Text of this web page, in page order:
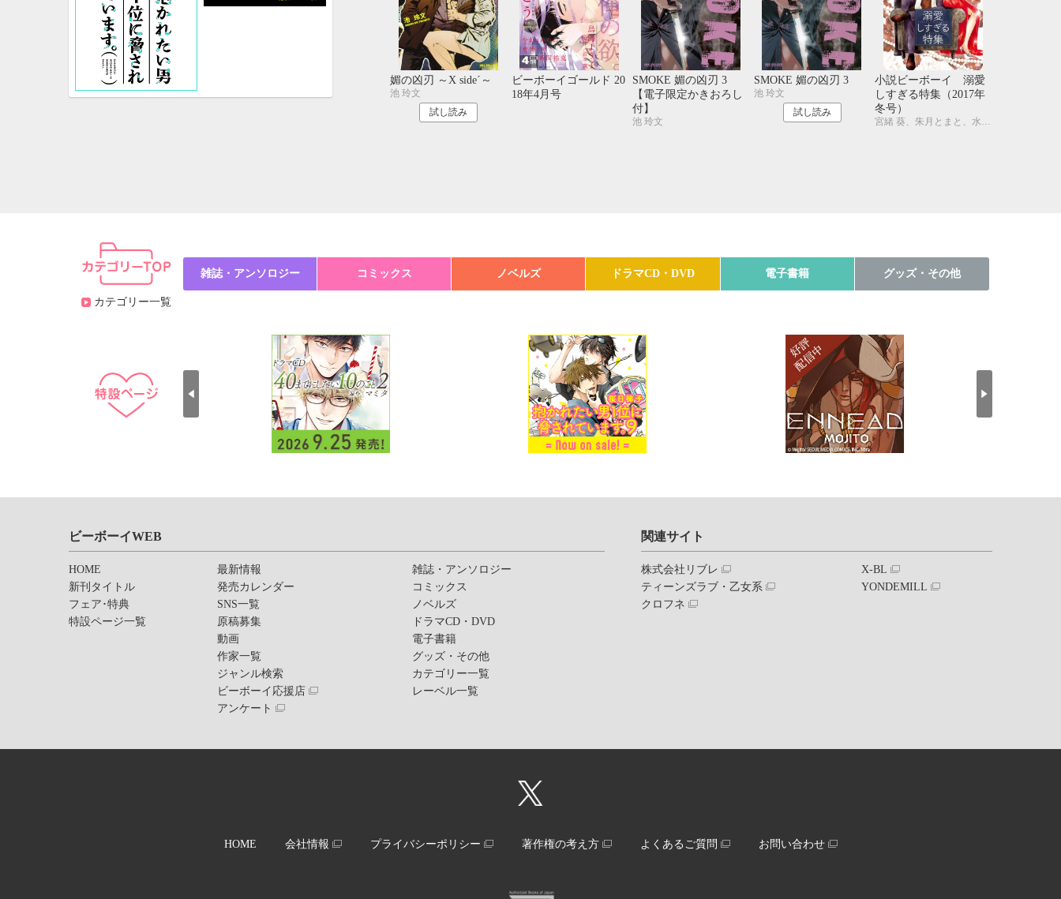
媚の凶刃 ～X side´～
池 玲文
試し読み
ビーボーイゴールド 20
18年4月号
SMOKE 媚の凶刃 3
【電子限定かきおろし
付】
池 玲文
SMOKE 媚の凶刃 3
池 玲文
試し読み
小説ビーボーイ 溺愛
しすぎる特集（2017年
冬号）
宮緒 葵、朱月とまと、水壬楓子、しおべり由生、吉田ナツ、森原八鹿、彩寧一叶、高世ナオキ、遠野春日、円陣闇丸、東野ゆき、園千代子、東野 海、林 マキ、永井三郎、福嶋ユッカ、モリフジ、黒田 屑、ゆうき
カテゴリー一覧
雑誌・アンソロジー コミックス ノベルズ ドラマCD・DVD 電子書籍 グッズ・その他
ビーボーイWEB
HOME
新刊タイトル
フェア･特典
特設ページ一覧
最新情報
発売カレンダー
SNS一覧
原稿募集
動画
作家一覧
ジャンル検索
ビーボーイ応援店
アンケート
雑誌・アンソロジー
コミックス
ノベルズ
ドラマCD・DVD
電子書籍
グッズ・その他
カテゴリー一覧
レーベル一覧
関連サイト
株式会社リブレ
ティーンズラブ・乙女系
クロフネ
X-BL
YONDEMILL
HOME 会社情報 プライバシーポリシー 著作権の考え方 よくあるご質問 お問い合わせ